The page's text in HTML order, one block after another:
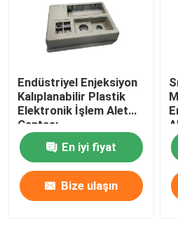
Endüstriyel Enjeksiyon
Kalıplanabilir Plastik
Elektronik İşlem Alet
Çantası
En iyi fiyat
Bize ulaşın